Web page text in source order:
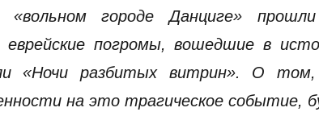
городе Данциге» прошли
еврейские погромы, вошедшие в
«Ночи разбитых витрин». О том,
на это трагическое событие,